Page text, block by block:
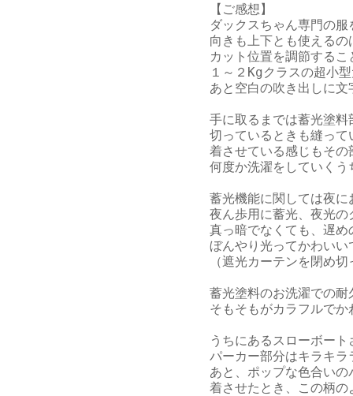
【ご感想】
ダックスちゃん専門の服
向きも上下とも使える
カット位置を調節するこ
１～２Kgクラスの超小
あと空白の吹き出しに文
手に取るまでは蓄光塗料
切っているときも縫って
着させている感じもその
何度か洗濯をしていくう
蓄光機能に関しては夜に
夜ん歩用に蓄光、夜光の
真っ暗でなくても、遅め
ぼんやり光ってかわいい
（遮光カーテンを閉め切
蓄光塗料のお洗濯での耐
そもそもがカラフルでか
うちにあるスローボート
パーカー部分はキラキラ
あと、ポップな色合いの
着させたとき、この柄の